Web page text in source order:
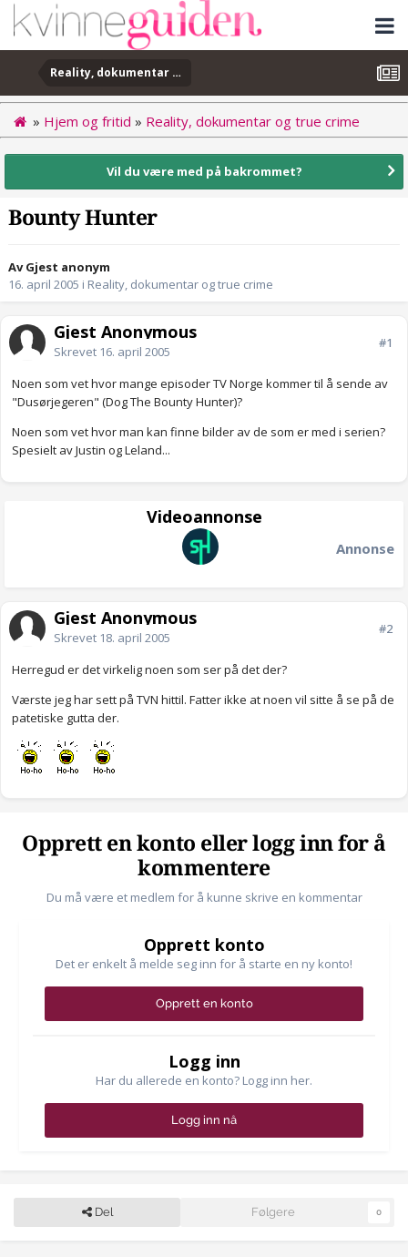
Reality, dokumentar og true crime
» Hjem og fritid » Reality, dokumentar og true crime
Vil du være med på bakrommet?
Bounty Hunter
Av Gjest anonym
16. april 2005 i Reality, dokumentar og true crime
Gjest Anonymous
Skrevet 16. april 2005
#1
Noen som vet hvor mange episoder TV Norge kommer til å sende av
"Dusørjegeren" (Dog The Bounty Hunter)?
Noen som vet hvor man kan finne bilder av de som er med i serien?
Spesielt av Justin og Leland...
Videoannonse
Annonse
Gjest Anonymous
Skrevet 18. april 2005
#2
Herregud er det virkelig noen som ser på det der?
Værste jeg har sett på TVN hittil. Fatter ikke at noen vil sitte å se på de
patetiske gutta der.
Opprett en konto eller logg inn for å
kommentere
Du må være et medlem for å kunne skrive en kommentar
Opprett konto
Det er enkelt å melde seg inn for å starte en ny konto!
Opprett en konto
Logg inn
Har du allerede en konto? Logg inn her.
Logg inn nå
Del Følgere 0